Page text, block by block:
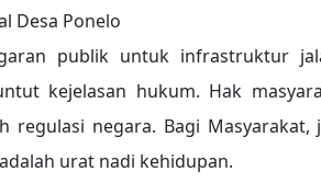
Desa Ponelo
publik untuk infrastruktur
kejelasan hukum. Hak
regulasi negara. Bagi Masyarakat,
urat nadi kehidupan.